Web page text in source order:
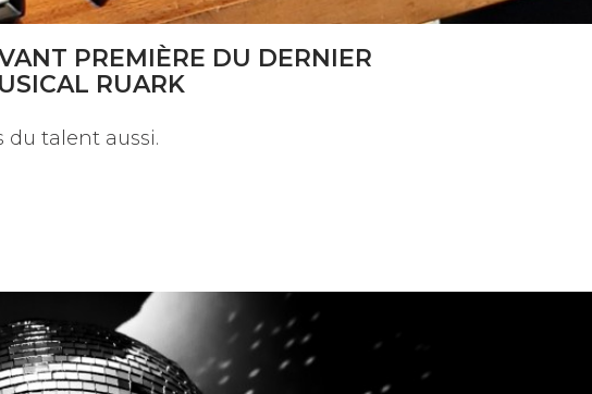
PREMIÈRE DU DERNIER
RUARK
du talent aussi.